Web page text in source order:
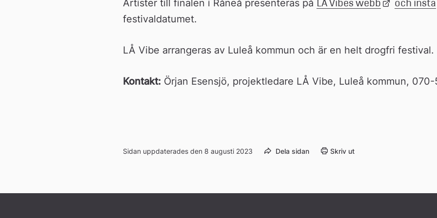
Artister till finalen i Råneå presenteras på LÅ Vibes webb Länk
webbplats
och insta
festivaldatumet.
LÅ Vibe arrangeras av Luleå kommun och är en helt drogfri festival.
Kontakt: Örjan Esensjö, projektledare LÅ Vibe, Luleå kommun,
Sidan uppdaterades den 8 augusti 2023 Dela sidan Skriv ut